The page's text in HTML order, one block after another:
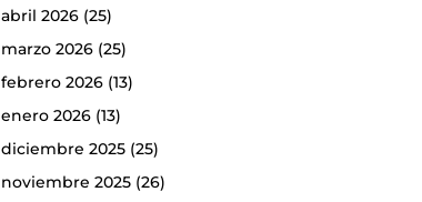
abril 2026(25)
marzo 2026(25)
febrero 2026(13)
enero 2026(13)
diciembre 2025(25)
noviembre 2025(26)